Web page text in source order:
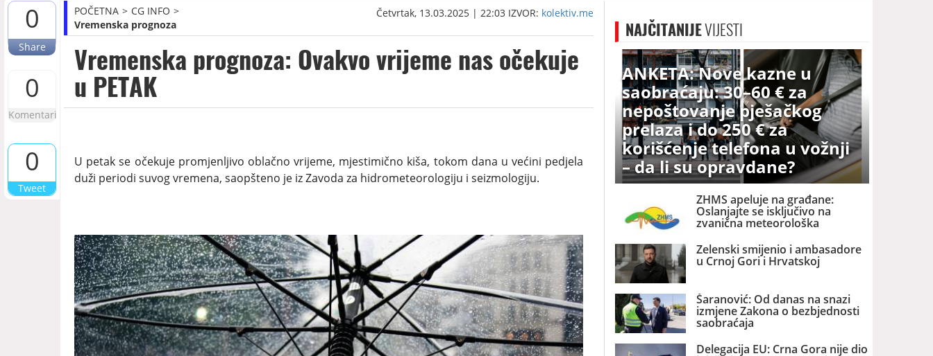
0
Share
0
Komentari
0
Tweet
POČETNA
CG INFO
Vremenska prognoza
Četvrtak, 13.03.2025 | 22:03 IZVOR: kolektiv.me
Vremenska prognoza: Ovakvo vrijeme nas očekuje
u PETAK
U petak se očekuje promjenljivo oblačno vrijeme, mjestimično kiša, tokom dana u većini pedjela
duži periodi suvog vremena, saopšteno je iz Zavoda za hidrometeorologiju i seizmologiju.
NAJČITANIJEVIJESTI
ANKETA: Nove kazne u
saobraćaju: 30–60 € za
nepoštovanje pješačkog
prelaza i do 250 € za
korišćenje telefona u vožnji
– da li su opravdane?
ZHMS apeluje na građane:
Oslanjajte se isključivo na
zvanična meteorološka
Zelenski smijenio i ambasadore
u Crnoj Gori i Hrvatskoj
Šaranović: Od danas na snazi
izmjene Zakona o bezbjednosti
saobraćaja
Delegacija EU: Crna Gora nije dio